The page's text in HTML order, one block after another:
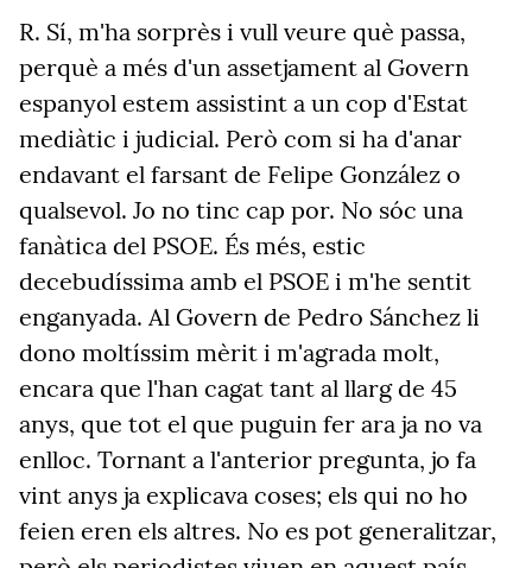
R. Sí, m'ha sorprès i vull veure què passa,
perquè a més d'un assetjament al Govern
espanyol estem assistint a un cop d'Estat
mediàtic i judicial. Però com si ha d'anar
endavant el farsant de Felipe González o
qualsevol. Jo no tinc cap por. No sóc una
fanàtica del PSOE. És més, estic
decebudíssima amb el PSOE i m'he sentit
enganyada. Al Govern de Pedro Sánchez li
dono moltíssim mèrit i m'agrada molt,
encara que l'han cagat tant al llarg de 45
anys, que tot el que puguin fer ara ja no va
enlloc. Tornant a l'anterior pregunta, jo fa
vint anys ja explicava coses; els qui no ho
feien eren els altres. No es pot generalitzar,